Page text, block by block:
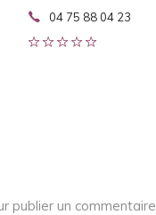
04 75 88 04 23
publier un commentaire.